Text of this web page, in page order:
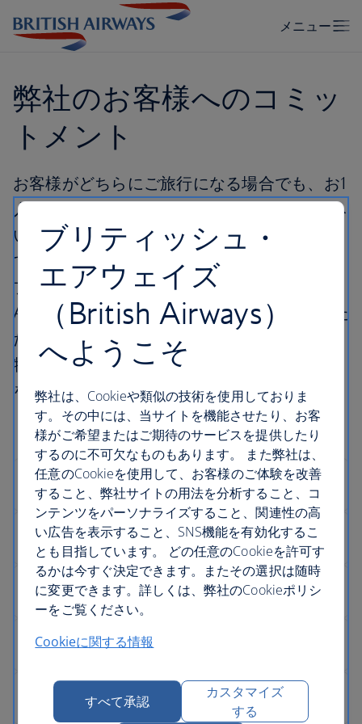
弊社のお客様へのコミッ
トメント
お客様がどちらにご旅行になる場合でも、お1
人お1人に可能な限り最高のご体験をお楽しみ
いただけるよう、弊社一同、誠心誠意を込め
て業務に当たっております。本ページでは、
ブリティッシュ・エアウェイズ（British
Airways）のフライトのご利用時にご期待いた
だけるサービスのレベルや、万一予定通りに
物事が運ばなかった場合のサポート関連情報
を記載しております。
ブリティッシュ・
エアウェイズ
（British Airways）
へようこそ
弊社は、Cookieや類似の技術を使用しておりま
す。その中には、当サイトを機能させたり、お客
様がご希望またはご期待のサービスを提供したり
するのに不可欠なものもあります。 また弊社は、
任意のCookieを使用して、お客様のご体験を改善
すること、弊社サイトの用法を分析すること、コ
ンテンツをパーソナライズすること、関連性の高
い広告を表示すること、SNS機能を有効化するこ
とも目指しています。 どの任意のCookieを許可す
るかは今すぐ決定できます。またその選択は随時
に変更できます。詳しくは、弊社のCookieポリシ
ーをご覧ください。
Cookieに関する情報
すべて承認
カスタマイズ
する